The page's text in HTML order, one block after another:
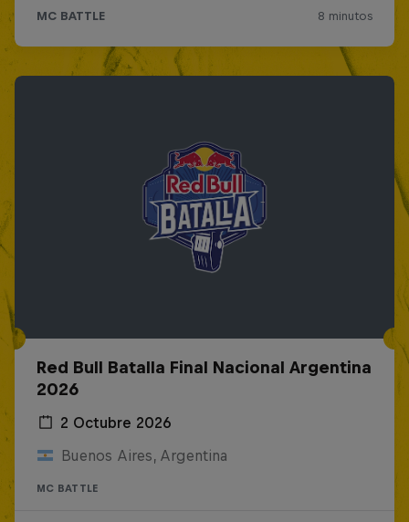
Red Bull Batalla Final Nacional Argentina
2026
2 Octubre 2026
Buenos Aires, Argentina
MC BATTLE